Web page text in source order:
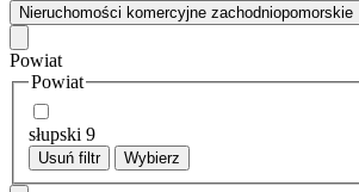
Nieruchomości komercyjne zachodniopomorskie
Powiat
Powiat
słupski 9
Usuń filtr Wybierz